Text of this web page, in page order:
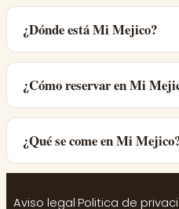
¿Dónde está Mi Mejico?
¿Cómo reservar en Mi
¿Qué se come en Mi
Aviso legal·Politica de